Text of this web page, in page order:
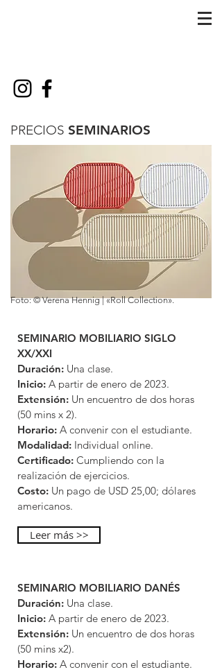
PRECIOS SEMINARIOS
Foto: © Verena Hennig | «Roll Collection».
SEMINARIO MOBILIARIO SIGLO
XX/XXI
Duración: Una clase.
Inicio: A partir de enero de 2023.
Extensión: Un encuentro de dos horas
(50 mins x 2).
Horario: A convenir con el estudiante.
Modalidad: Individual online.
Certificado: Cumpliendo con la
realización de ejercicios.
Costo: Un pago de USD 25,00; dólares
americanos.
Leer más >>
SEMINARIO MOBILIARIO DANÉS
Duración: Una clase.
Inicio: A partir de enero de 2023.
Extensión: Un encuentro de dos horas
(50 mins x2).
Horario: A convenir con el estudiante.